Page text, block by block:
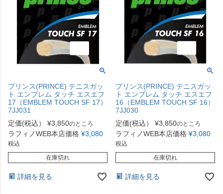
プリンス(PRINCE) テニスガッ
ト エンブレム タッチ エスエフ
17（EMBLEM TOUCH SF 17）
7JJ031
定価(税込）
¥3,850のところ
ラフィノWEB本店価格 ¥3,080
税込
在庫切れ
詳細を見る
プリンス(PRINCE) テニスガッ
ト エンブレム タッチ エスエフ
16（EMBLEM TOUCH SF 16）
7JJ030
定価(税込）
¥3,850のところ
ラフィノWEB本店価格 ¥3,080
税込
在庫切れ
詳細を見る